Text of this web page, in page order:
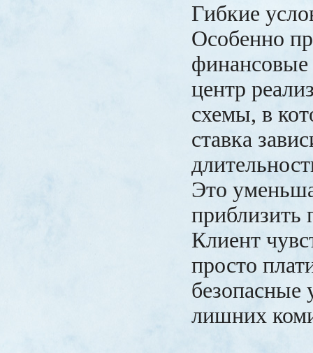
Гибкие
Особенно
центр
схемы, в
ставка
Это
приблизить
Клиент
просто
безопасные
лишних